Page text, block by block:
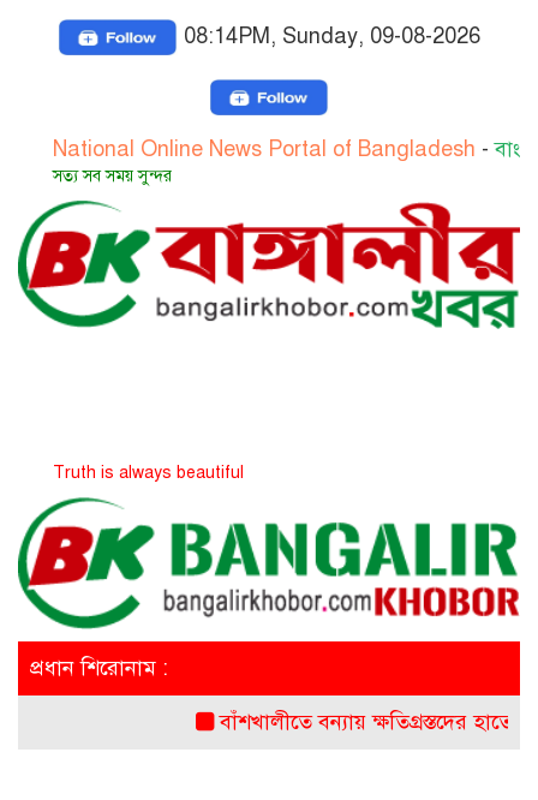
08:14PM, Sunday, 09-08-2026
Online News Portal of Bangladesh- বাংলাদেশের
সময় সুন্দর
is always beautiful
প্রধান শিরোনাম :
বাঁশখালীতে বন্যায় ক্ষতিগ্রস্তদের হাতে নতুন